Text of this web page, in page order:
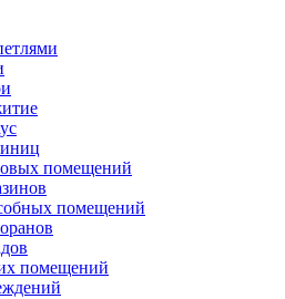
помещений
помещений
помещений